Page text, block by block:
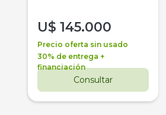
U$ 145.000
Precio oferta sin usado
30% de entrega +
financiación
Consultar